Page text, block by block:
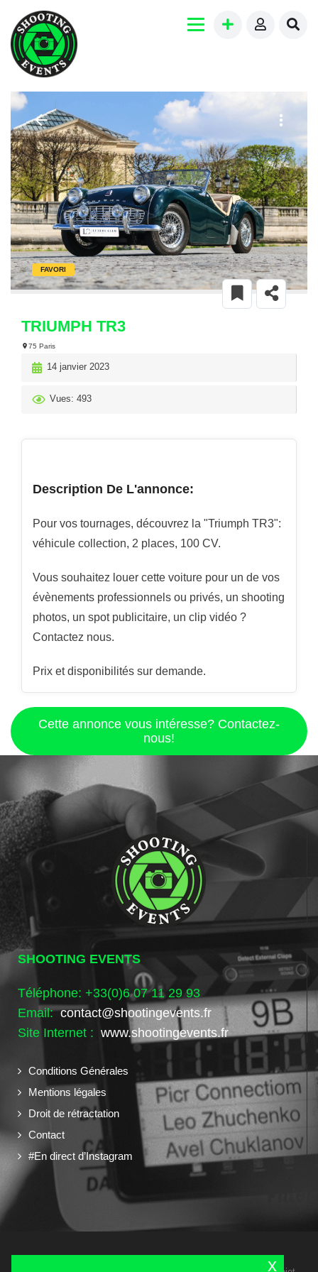
FAVORI
TRIUMPH TR3
75 Paris
14 janvier 2023
Vues: 493
Description De L'annonce:
Pour vos tournages, découvrez la "Triumph TR3":
véhicule collection, 2 places, 100 CV.
Vous souhaitez louer cette voiture pour un de vos
évènements professionnels ou privés, un shooting
photos, un spot publicitaire, un clip vidéo ?
Contactez nous.
Prix et disponibilités sur demande.
Cette annonce vous intéresse? Contactez-
nous!
SHOOTING EVENTS
Téléphone: +33(0)6 07 11 29 93
Email:contact@shootingevents.fr
Site Internet : www.shootingevents.fr
Conditions Générales
Mentions légales
Droit de rétractation
Contact
#En direct d’Instagram
x